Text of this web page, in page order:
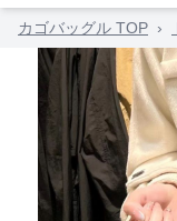
カゴバッグル TOP ›